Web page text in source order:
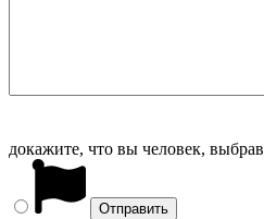
докажите, что вы человек, выбрав